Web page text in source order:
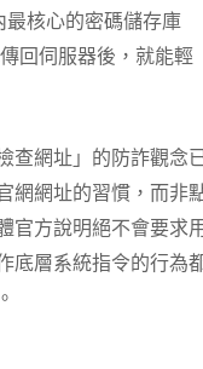
核心的密碼儲存庫
回伺服器後，就能輕
查網址」的防詐觀念
網網址的習慣，而非
官方說明絕不會要求
底層系統指令的行為